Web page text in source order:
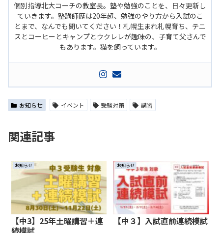
個別指導北大コーチの教室長。塾や勉強のことを、日々更新し
ていきます。塾講師歴は20年超、勉強のやり方から入試のこ
とまで、なんでも聞いてください！札幌生まれ札幌育ち、テニ
スとコーヒーとキャンプとウクレレが趣味の、子育て父さんで
もあります。猫を飼っています。
お知らせ イベント 受験対策 講習
関連記事
お知らせ
【中3】25年土曜講習＋連
続模試
お知らせ
【中３】入試直前連続模試